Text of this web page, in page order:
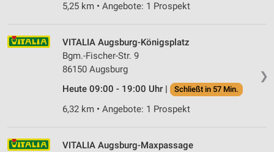
5,25 km • Angebote: 1 Prospekt
❯
VITALIA Augsburg-Königsplatz
Bgm.-Fischer-Str. 9
86150 Augsburg
Heute 09:00 - 19:00 Uhr |
Schließt in 57 Min.
6,32 km • Angebote: 1 Prospekt
VITALIA Augsburg-Maxpassage
Funktional